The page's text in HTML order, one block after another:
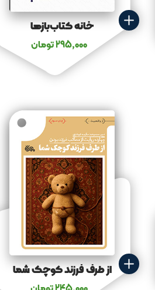
خانه کتاب‌بازها
295,000تومان
از طرف فرزند کوچک شما